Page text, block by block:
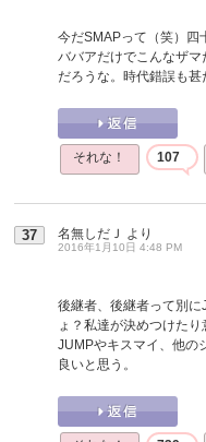
今だSMAPって（笑）四
ババアだけでこんなザ
だろうな。時代錯誤も甚
それな！ 107
37 名無しだＪ より
2016年1月10日 4:48 PM
後継者、後継者って別
ょ？私達が決めつけたり
JUMPやキスマイ、他の
良いと思う。